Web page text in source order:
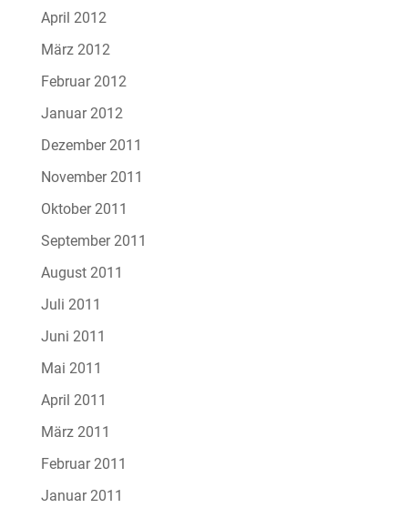
April 2012
März 2012
Februar 2012
Januar 2012
Dezember 2011
November 2011
Oktober 2011
September 2011
August 2011
Juli 2011
Juni 2011
Mai 2011
April 2011
März 2011
Februar 2011
Januar 2011